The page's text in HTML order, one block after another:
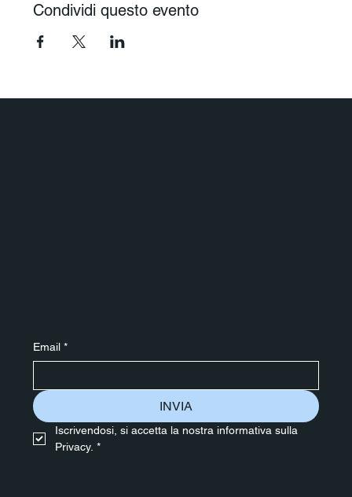
Condividi questo evento
Email *
INVIA
Iscrivendosi, si accetta la nostra informativa sulla
Privacy. *